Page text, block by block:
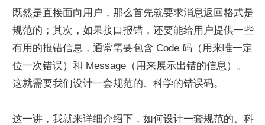
既然是直接面向用户，那么首先就要求消息返回格式是
规范的；其次，如果接口报错，还要能给用户提供一些
有用的报错信息，通常需要包含 Code 码（用来唯一定
位一次错误）和 Message（用来展示出错的信息）。
这就需要我们设计一套规范的、科学的错误码。
这一讲，我就来详细介绍下，如何设计一套规范的、科